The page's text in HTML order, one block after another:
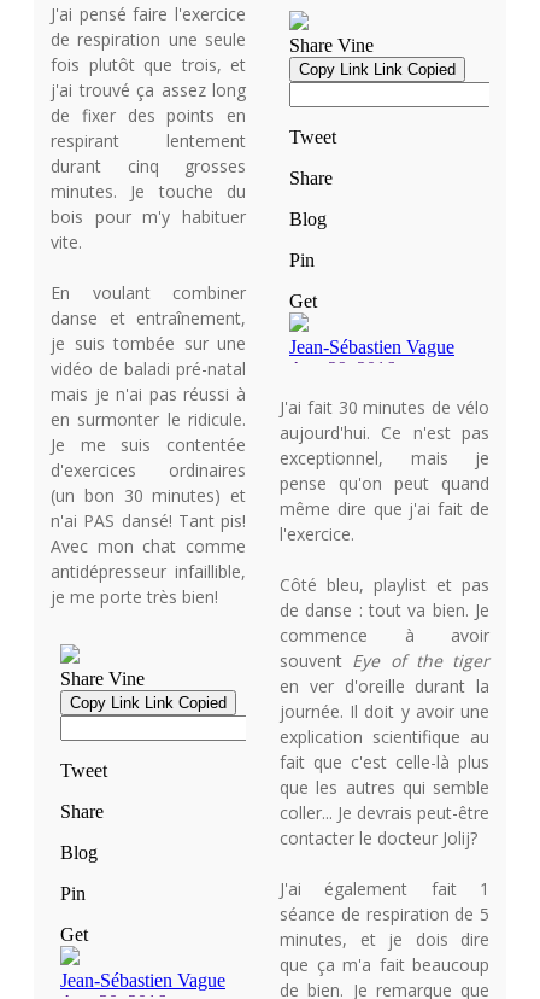
J'ai pensé faire l'exercice
de respiration une seule
fois plutôt que trois, et
j'ai trouvé ça assez long
de fixer des points en
respirant lentement
durant cinq grosses
minutes. Je touche du
bois pour m'y habituer
vite.
En voulant combiner
danse et entraînement,
je suis tombée sur une
vidéo de baladi pré-natal
mais je n'ai pas réussi à
en surmonter le ridicule.
Je me suis contentée
d'exercices ordinaires
(un bon 30 minutes) et
n'ai PAS dansé! Tant pis!
Avec mon chat comme
antidépresseur infaillible,
je me porte très bien!
J'ai fait 30 minutes de vélo
aujourd'hui. Ce n'est pas
exceptionnel, mais je
pense qu'on peut quand
même dire que j'ai fait de
l'exercice.
Côté bleu, playlist et pas
de danse : tout va bien. Je
commence à avoir
souvent Eye of the tiger
en ver d'oreille durant la
journée. Il doit y avoir une
explication scientifique au
fait que c'est celle-là plus
que les autres qui semble
coller... Je devrais peut-être
contacter le docteur Jolij?
J'ai également fait 1
séance de respiration de 5
minutes, et je dois dire
que ça m'a fait beaucoup
de bien. Je remarque que